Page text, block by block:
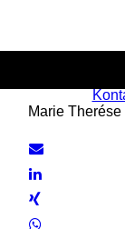
Marie Therése